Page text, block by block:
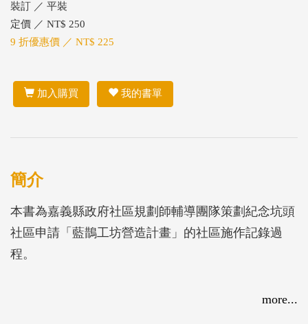
裝訂 ／ 平裝
定價 ／ NT$ 250
9 折優惠價 ／ NT$ 225
加入購買 我的書單
簡介
本書為嘉義縣政府社區規劃師輔導團隊策劃紀念坑頭
社區申請「藍鵲工坊營造計畫」的社區施作記錄過
程。
more...